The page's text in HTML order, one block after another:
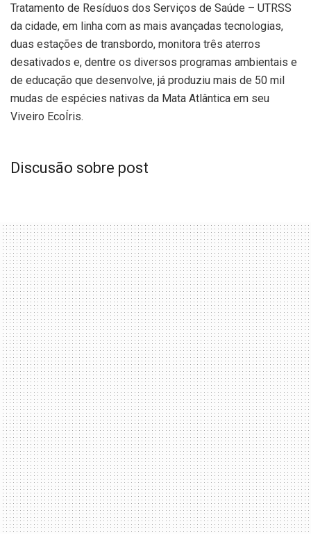
Tratamento de Resíduos dos Serviços de Saúde – UTRSS
da cidade, em linha com as mais avançadas tecnologias,
duas estações de transbordo, monitora três aterros
desativados e, dentre os diversos programas ambientais e
de educação que desenvolve, já produziu mais de 50 mil
mudas de espécies nativas da Mata Atlântica em seu
Viveiro EcoÍris.
Discusão sobre post